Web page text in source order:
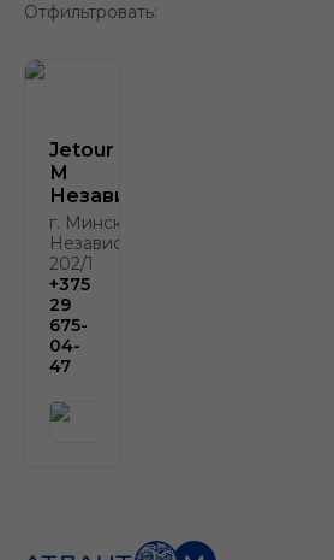
Отфильтровать:
Jetour Атлант-
М
Независимости
г. Минск, пр.
Независимости,
202/1
+375
29
675-
04-
47